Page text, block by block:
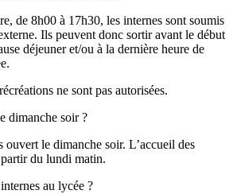
de 8h00 à 17h30, les internes sont soumis
Ils peuvent donc sortir avant le début
déjeuner et/ou à la dernière heure de
ne sont pas autorisées.
dimanche soir ?
ouvert le dimanche soir. L’accueil des
du lundi matin.
au lycée ?